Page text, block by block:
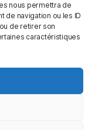
nous permettra de
de navigation ou les ID
de retirer son
caractéristiques
Joanis